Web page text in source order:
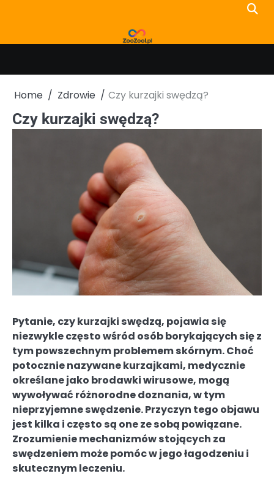
Home Zdrowie Czy kurzajki swędzą?
Czy kurzajki swędzą?
Pytanie, czy kurzajki swędzą, pojawia się
niezwykle często wśród osób borykających się z
tym powszechnym problemem skórnym. Choć
potocznie nazywane kurzajkami, medycznie
określane jako brodawki wirusowe, mogą
wywoływać różnorodne doznania, w tym
nieprzyjemne swędzenie. Przyczyn tego objawu
jest kilka i często są one ze sobą powiązane.
Zrozumienie mechanizmów stojących za
swędzeniem może pomóc w jego łagodzeniu i
skutecznym leczeniu.